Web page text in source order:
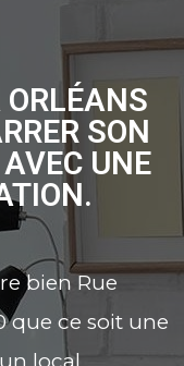
SON
UNE
bien Rue
que ce soit une